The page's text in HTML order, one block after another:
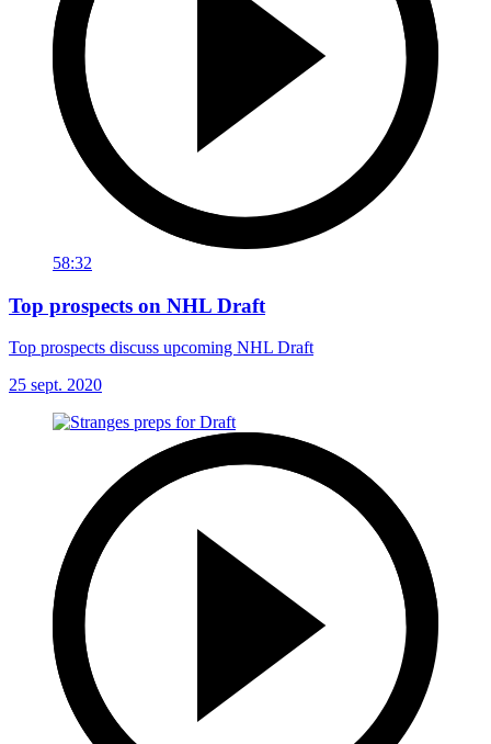
58:32
Top prospects on NHL Draft
Top prospects discuss upcoming NHL Draft
25 sept. 2020